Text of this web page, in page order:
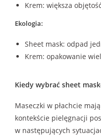
Krem: większa
Ekologia:
Sheet mask: odpad
Krem: opakowanie
Kiedy wybrać sheet
Maseczki w płachcie
kontekście pielęgnacji
w następujących